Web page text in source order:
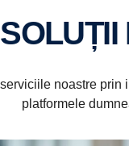
noastre prin
platformele